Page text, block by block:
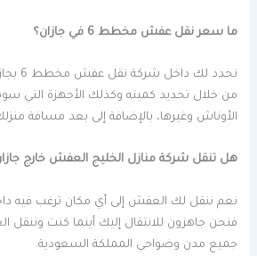
ما سعر نقل عفش مخطط 6 في جازان؟
نحدد
من خلال تحديد كميته وكذلك الأجهزة التي
الأوناش وغيرها، بالإضافة إلى بعد مسافة
هل تنقل شركة منازل الخليج العفش خارج
نعم ننقل لك العفش إلى أي مكان ترغب فيه
فنحن جاهزون للانتقال إليك أينما كنت
جميع مدن وضواحي المملكة السعودية.